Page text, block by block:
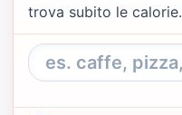
trova subito le calorie.